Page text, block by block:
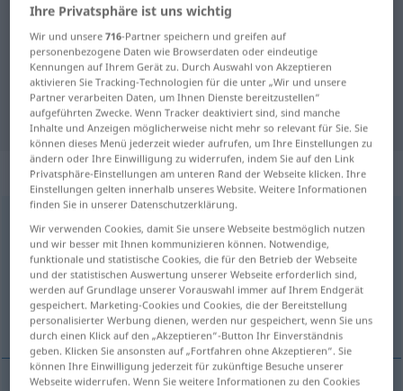
Deutsch-Kroatisch Wörterbuch
Deutsch-Kroatisch Übersetzung für
"Land"
"Land" Kroatisch Übersetzung
„Land“: Neutrum
Land ; Länder
Übersicht aller Übersetzungen
(Für mehr Details die Übersetzung anklicken/antippen)
zemlja, država, kopno, selo, zemljište
Ihre Privatsphäre ist uns wichtig
Wir und unsere716-Partner speichern und greifen auf
personenbezogene Daten wie Browserdaten oder eindeutige
Kennungen auf Ihrem Gerät zu. Durch Auswahl von Akzeptieren
aktivieren Sie Tracking-Technologien für die unter „Wir und unsere
Partner verarbeiten Daten, um Ihnen Dienste bereitzustellen“
aufgeführten Zwecke. Wenn Tracker deaktiviert sind, sind manche
Inhalte und Anzeigen möglicherweise nicht mehr so relevant für Sie. Sie
können dieses Menü jederzeit wieder aufrufen, um Ihre Einstellungen zu
ändern oder Ihre Einwilligung zu widerrufen, indem Sie auf den Link
Privatsphäre-Einstellungen am unteren Rand der Webseite klicken. Ihre
Einstellungen gelten innerhalb unseres Website. Weitere Informationen
finden Sie in unserer Datenschutzerklärung.
Wir verwenden Cookies, damit Sie unsere Webseite bestmöglich nutzen
und wir besser mit Ihnen kommunizieren können. Notwendige,
funktionale und statistische Cookies, die für den Betrieb der Webseite
und der statistischen Auswertung unserer Webseite erforderlich sind,
werden auf Grundlage unserer Vorauswahl immer auf Ihrem Endgerät
gespeichert. Marketing-Cookies und Cookies, die der Bereitstellung
personalisierter Werbung dienen, werden nur gespeichert, wenn Sie uns
durch einen Klick auf den „Akzeptieren“-Button Ihr Einverständnis
geben. Klicken Sie ansonsten auf „Fortfahren ohne Akzeptieren“. Sie
können Ihre Einwilligung jederzeit für zukünftige Besuche unserer
Webseite widerrufen. Wenn Sie weitere Informationen zu den Cookies